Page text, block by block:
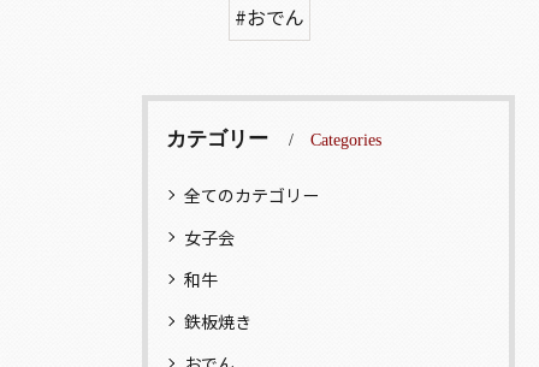
#おでん
カテゴリー Categories
全てのカテゴリー
女子会
和牛
鉄板焼き